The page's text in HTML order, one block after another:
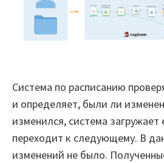
Система по расписанию
и определяет, были ли
изменился, система загружает
переходит к следующему. В
изменений не было.